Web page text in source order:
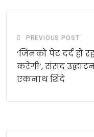
PREVIOUS POST
‘जिनको पेट दर्द हो
करेगी’, संसद
एकनाथ शिंदे